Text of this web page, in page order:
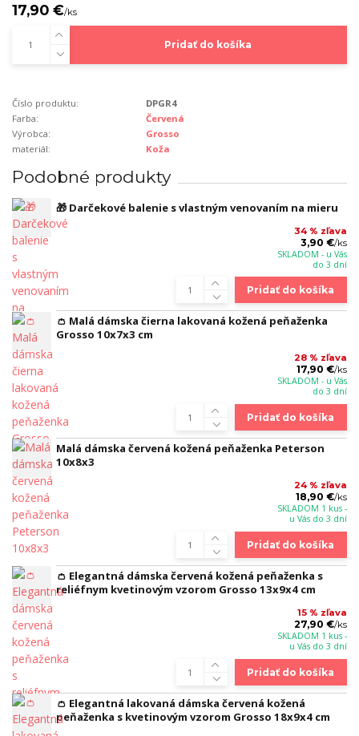
17,90 €/ks
Pridať do košíka
Číslo produktu:
DPGR4
Farba:
Červená
Výrobca:
Grosso
materiál:
Koža
Podobné produkty
🎁 Darčekové balenie s vlastným venovaním na mieru
34 % zľava
3,90 €/ks
SKLADOM - u Vás
do 3 dní
Pridať do košíka
👛 Malá dámska čierna lakovaná kožená peňaženka
Grosso 10x7x3 cm
28 % zľava
17,90 €/ks
SKLADOM - u Vás
do 3 dní
Pridať do košíka
Malá dámska červená kožená peňaženka Peterson
10x8x3
24 % zľava
18,90 €/ks
SKLADOM 1 kus -
u Vás do 3 dní
Pridať do košíka
👛 Elegantná dámska červená kožená peňaženka s
reliéfnym kvetinovým vzorom Grosso 13x9x4 cm
15 % zľava
27,90 €/ks
SKLADOM 1 kus -
u Vás do 3 dní
Pridať do košíka
👛 Elegantná lakovaná dámska červená kožená
peňaženka s kvetinovým vzorom Grosso 18x9x4 cm